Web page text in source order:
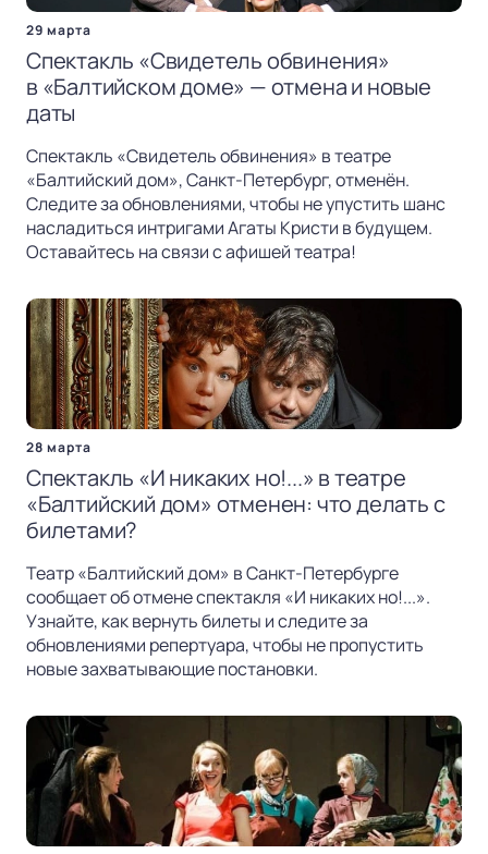
29 марта
Спектакль «Свидетель обвинения»
в «Балтийском доме» — отмена и новые
даты
Спектакль «Свидетель обвинения» в театре
«Балтийский дом», Санкт-Петербург, отменён.
Следите за обновлениями, чтобы не упустить шанс
насладиться интригами Агаты Кристи в будущем.
Оставайтесь на связи с афишей театра!
28 марта
Спектакль «И никаких но!...» в театре
«Балтийский дом» отменен: что делать с
билетами?
Театр «Балтийский дом» в Санкт-Петербурге
сообщает об отмене спектакля «И никаких но!...».
Узнайте, как вернуть билеты и следите за
обновлениями репертуара, чтобы не пропустить
новые захватывающие постановки.